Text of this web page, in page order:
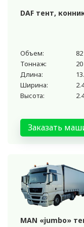
DAF тент,
Объем:
Тоннаж:
20
Длина:
Ширина:
Высота:
Заказать
MAN «jumbo»